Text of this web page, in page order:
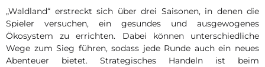
„Waldland“ erstreckt sich über drei Saisonen, in denen die
Spieler versuchen, ein gesundes und ausgewogenes
Ökosystem zu errichten. Dabei können unterschiedliche
Wege zum Sieg führen, sodass jede Runde auch ein neues
Abenteuer bietet. Strategisches Handeln ist beim